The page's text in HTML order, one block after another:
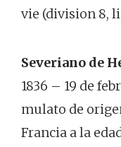
vie (division 8,
Severiano de
1836 – 19 de
mulato de
Francia a la